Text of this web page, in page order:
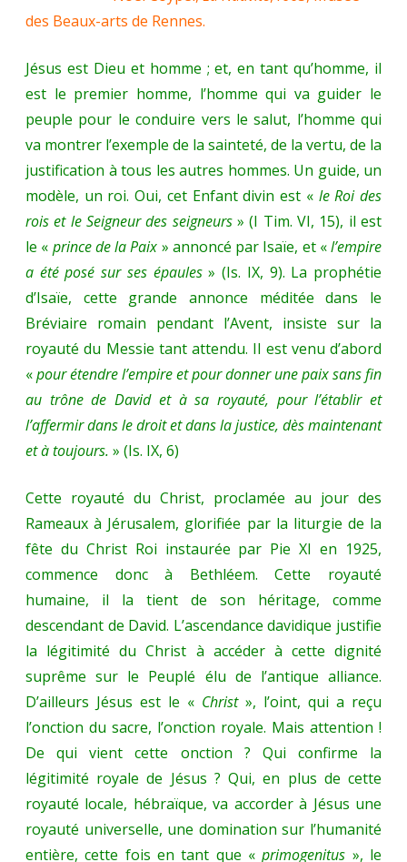
des Beaux-arts de Rennes.
Jésus est Dieu et homme ; et, en tant qu’homme, il
est le premier homme, l’homme qui va guider le
peuple pour le conduire vers le salut, l’homme qui
va montrer l’exemple de la sainteté, de la vertu, de la
justification à tous les autres hommes. Un guide, un
modèle, un roi. Oui, cet Enfant divin est « le Roi des
rois et le Seigneur des seigneurs » (I Tim. VI, 15), il est
le « prince de la Paix » annoncé par Isaïe, et «l’empire
a été posé sur ses épaules» (Is. IX, 9). La prophétie
d’Isaïe, cette grande annonce méditée dans le
Bréviaire romain pendant l’Avent, insiste sur la
royauté du Messie tant attendu. Il est venu d’abord
«pour étendre l’empire et pour donner une paix sans fin
au trône de David et à sa royauté, pour l’établir et
l’affermir dans le droit et dans la justice, dès maintenant
et à toujours. » (Is. IX, 6)
Cette royauté du Christ, proclamée au jour des
Rameaux à Jérusalem, glorifiée par la liturgie de la
fête du Christ Roi instaurée par Pie XI en 1925,
commence donc à Bethléem. Cette royauté
humaine, il la tient de son héritage, comme
descendant de David. L’ascendance davidique justifie
la légitimité du Christ à accéder à cette dignité
suprême sur le Peuplé élu de l’antique alliance.
D’ailleurs Jésus est le « Christ », l’oint, qui a reçu
l’onction du sacre, l’onction royale. Mais attention !
De qui vient cette onction ? Qui confirme la
légitimité royale de Jésus ? Qui, en plus de cette
royauté locale, hébraïque, va accorder à Jésus une
royauté universelle, une domination sur l’humanité
entière, cette fois en tant que «primogenitus », le